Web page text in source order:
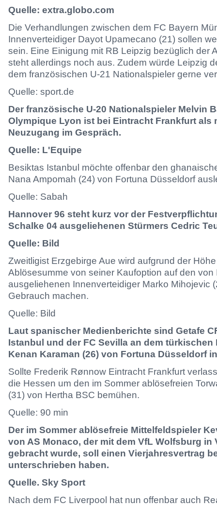
Quelle: extra.globo.com
Die Verhandlungen zwischen dem FC Bayern
Innenverteidiger Dayot Upamecano (21) sollen
sein. Eine Einigung mit RB Leipzig bezüglich der
steht allerdings noch aus. Zudem würde Leipzig
dem französischen U-21 Nationalspieler gerne
Quelle: sport.de
Der französische U-20 Nationalspieler Melvin
Olympique Lyon ist bei Eintracht Frankfurt als
Neuzugang im Gespräch.
Quelle: L'Equipe
Besiktas Istanbul möchte offenbar den
Nana Ampomah (24) von Fortuna Düsseldorf
Quelle: Sabah
Hannover 96 steht kurz vor der
Schalke 04 ausgeliehenen Stürmers Cedric
Quelle: Bild
Zweitligist Erzgebirge Aue wird aufgrund der
Ablösesumme von seiner Kaufoption auf den von
ausgeliehenen Innenverteidiger Marko Mihojevic
Gebrauch machen.
Quelle: Bild
Laut spanischer Medienberichte sind Getafe
Istanbul und der FC Sevilla an dem türkischen
Kenan Karaman (26) von Fortuna Düsseldorf
Sollte Frederik Rønnow Eintracht Frankfurt
die Hessen um den im Sommer ablösefreien
(31) von Hertha BSC bemühen.
Quelle: 90 min
Der im Sommer ablösefreie Mittelfeldspieler
von AS Monaco, der mit dem VfL Wolfsburg in
gebracht wurde, soll einen Vierjahresvertrag
unterschrieben haben.
Quelle. Sky Sport
Nach dem FC Liverpool hat nun offenbar auch